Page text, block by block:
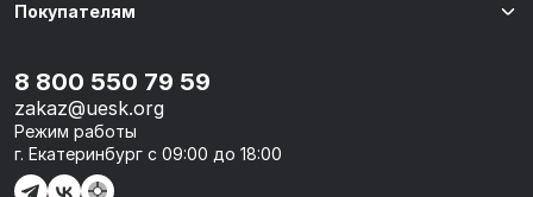
Покупателям
8 800 550 79 59
zakaz@uesk.org
Режим работы
г. Екатеринбург с 09:00 до 18:00